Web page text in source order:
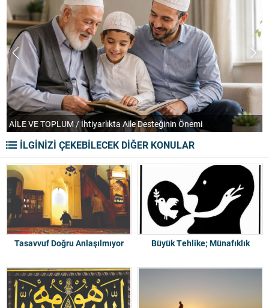
AİLE VE TOPLUM / İhtiyarlıkta Aile Desteğinin Önemi
İLGİNİZİ ÇEKEBİLECEK DİĞER KONULAR
Tasavvuf Doğru Anlaşılmıyor Büyük Tehlike; Münafıklık